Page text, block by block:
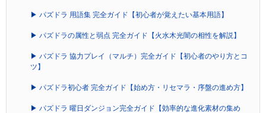
▶ パズドラ 用語集 完全ガイド【初心者が覚えたい基本用語】
▶ パズドラの属性と弱点 完全ガイド【火水木光闇の相性を解説】
▶ パズドラ 協力プレイ（マルチ）完全ガイド【初心者のやり方とコ
ツ】
▶ パズドラ初心者 完全ガイド【始め方・リセマラ・序盤の進め方】
▶ パズドラ 曜日ダンジョン完全ガイド【効率的な進化素材の集め